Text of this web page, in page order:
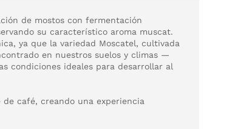
de mostos con fermentación
su característico aroma muscat.
ya que la variedad Moscatel, cultivada
en nuestros suelos y climas —
condiciones ideales para desarrollar al
café, creando una experiencia